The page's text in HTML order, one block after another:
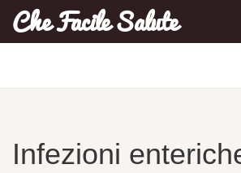
Che Facile Salute
Infezioni